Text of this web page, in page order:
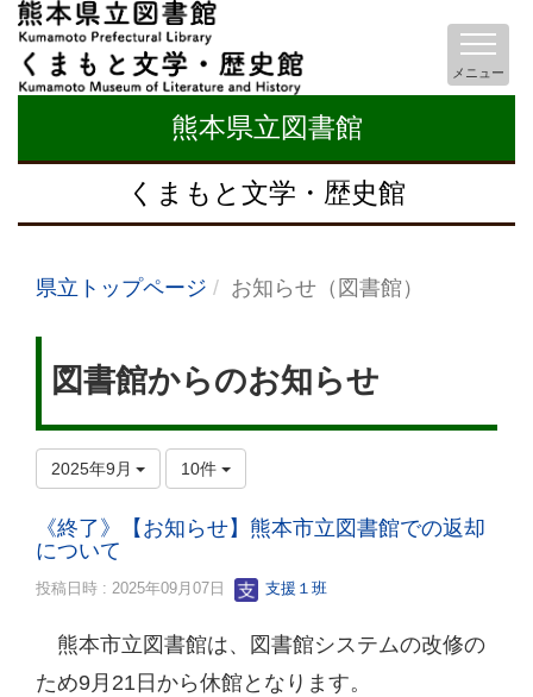
熊本県立図書館
くまもと文学・歴史館
メニュー
県立トップページ お知らせ（図書館）
図書館からのお知らせ
2025年9月 10件
《終了》【お知らせ】熊本市立図書館での返却
について
投稿日時 : 2025年09月07日 支援１班
熊本市立図書館は、図書館システムの改修の
ため9月21日から休館となります。